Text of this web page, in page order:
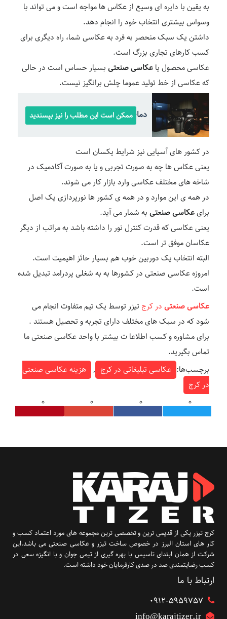
به یقین با دایره ای وسیع از عکاس ها مواجه است و می تواند با
وسواس بیشتری انتخاب خود را انجام دهد.
داشتن یک سبک منحصر به فرد به عکاسی شما، راه دیگری برای
کسب کارهای تجاری بزرگ است.
عکاسی محصول یاعکاسی صنعتیبسیار حساس است در حالی
که عکاسی از خط تولید عموما چلش برانگیز نیست.
دمای رنگ در عکاسی چیست؟
ممکن است این مطلب را نیز بپسندید
در کشور های آسیایی نیز شرایط یکسان است
یعنی عکاس ها چه به صورت تجربی و یا به صورت آکادمیک در
شاخه های مختلف عکاسی وارد بازار کار می شوند.
در همه ی این موارد و در همه ی کشور ها نورپردازی یک اصل
برایعکاسی صنعتیبه شمار می آید.
یعنی عکاسی که قدرت کنترل نور را داشته باشد به مراتب از دیگر
عکاسان موفق تر است.
البته انتخاب یک دوربین خوب هم بسیار حائز اهیمیت است.
امروزه عکاسی صنعتی در کشورها به به شغلی پردرامد تبدیل شده
است.
عکاسی صنعتیدر کرج تیزر توسط یک تیم متفاوت انجام می
شود که در سبک های مختلف دارای تجربه و تحصیل هستند .
برای مشاوره و کسب اطلاعا ت بیشتر با واحد عکاسی صنعتی ما
تماس بگیرید.
برچسب‌ها: عکاسی تبلیغاتی در کرج , هزینه عکاسی صنعتی
در کرج
کرج تیزر یکی از قدیمی ترین و تخصصی ترین مجموعه های مورد اعتماد کسب و
کار های استان البرز در خصوص ساخت تیزر و عکاسی صنعتی می باشد.این
شرکت از همان ابتدای تاسیس با بهره گیری از تیمی جوان و با انگیزه سعی در
کسب رضایتمندی صد در صدی کارفرمایان خود داشته است.
ارتباط با ما
۰۹۱۲-5959757